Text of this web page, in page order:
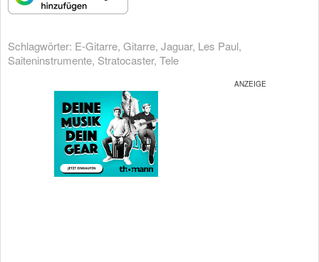
Schlagwörter: E-Gitarre, Gitarre, Jaguar, Les Paul,
Saiteninstrumente, Stratocaster, Tele